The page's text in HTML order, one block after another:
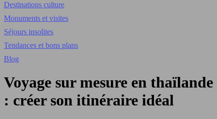
Destinations culture
Monuments et visites
Séjours insolites
Tendances et bons plans
Blog
Voyage sur mesure en thaïlande
: créer son itinéraire idéal